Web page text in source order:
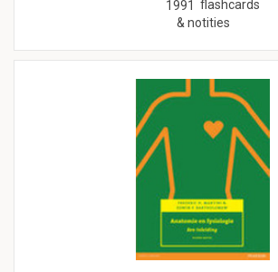
1991 flashcards
& notities